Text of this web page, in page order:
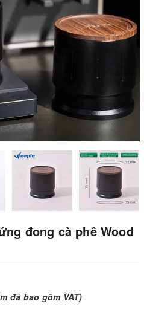
đong cà phê Wood
đã bao gồm VAT)